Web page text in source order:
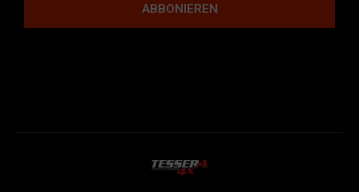
ABBONIEREN